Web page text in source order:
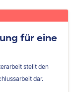
für eine
stellt den
dar.